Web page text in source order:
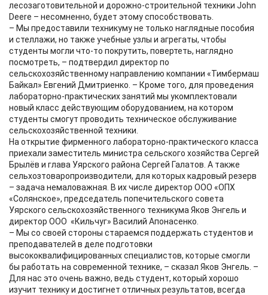
лесозаготовительной и дорожно-строительной техники John
Deere – несомненно, будет этому способствовать.
– Мы предоставили техникуму не только наглядные пособия
и стеллажи, но также учебные узлы и агрегаты, чтобы
студенты могли что-то покрутить, повертеть, наглядно
посмотреть, – подтвердил директор по
сельскохозяйственному направлению компании «Тимбермаш
Байкал» Евгений Дмитриенко. – Кроме того, для проведения
лабораторно-практических занятий мы укомплектовали
новый класс действующим оборудованием, на котором
студенты смогут проводить техническое обслуживание
сельскохозяйственной техники.
На открытие фирменного лабораторно-практического класса
приехали заместитель министра сельского хозяйства Сергей
Брылёв и глава Уярского района Сергей Галатов. А также
сельхозтоваропроизводители, для которых кадровый резерв
– задача немаловажная. В их числе директор ООО «ОПХ
«Солянское», председатель попечительского совета
Уярского сельскохозяйственного техникума Яков Энгель и
директор ООО «Кильчуг» Василий Апонасенко.
– Мы со своей стороны стараемся поддержать студентов и
преподавателей в деле подготовки
высококвалифицированных специалистов, которые смогли
бы работать на современной технике, – сказал Яков Энгель. –
Для нас это очень важно, ведь студент, который хорошо
изучит технику и достигнет отличных результатов, всегда